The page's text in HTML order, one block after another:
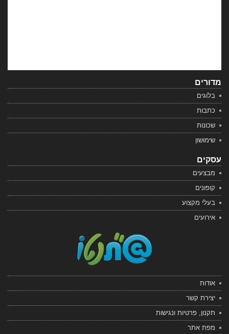
מדורים
בלוגים
כתבות
שכונות
שימושון
עסקים
מבצעים
קופונים
בעלי מקצוע
אירועים
אודות
יצירת קשר
תקנון, פרטיות ונגישות
מפת אתר